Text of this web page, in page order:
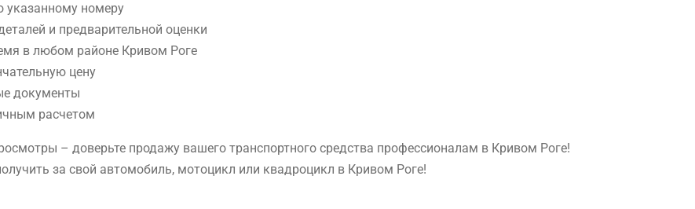
указанному номеру
и предварительной оценки
в любом районе Кривом Роге
цену
документы
расчетом
– доверьте продажу вашего транспортного средства профессионалам в Кривом Роге!
за свой автомобиль, мотоцикл или квадроцикл в Кривом Роге!